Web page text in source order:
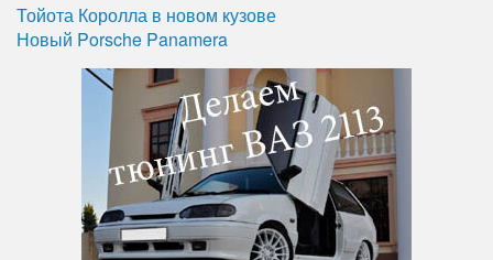
Тойота Королла в новом кузове
Новый Porsche Panamera